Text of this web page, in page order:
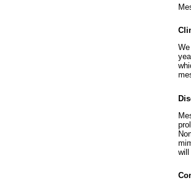
will